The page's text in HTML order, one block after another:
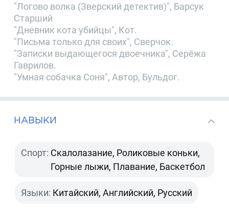
"Логово волка (Зверский детектив)", Барсук
Старший
"Дневник кота убийцы", Кот.
"Письма только для своих", Сверчок.
"Записки выдающегося двоечника", Серёжа
Гаврилов.
"Умная собачка Соня", Автор, Бульдог.
НАВЫКИ
Спорт: Скалолазание, Роликовые коньки,
Горные лыжи, Плавание, Баскетбол
Языки: Китайский, Английский, Русский